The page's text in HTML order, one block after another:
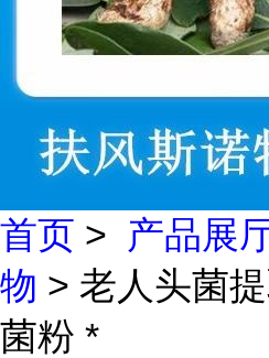
首页 > 产品展
物 > 老人头菌
菌粉 *